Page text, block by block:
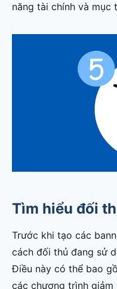
năng tài chính và mục
Tìm hiểu đối
Trước khi tạo các
cách đối thủ đang sử
Điều này có thể bao
các chương trình giảm